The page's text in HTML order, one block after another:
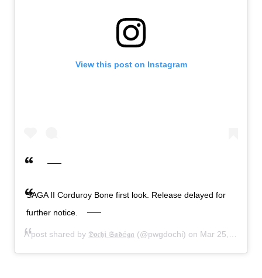
View this post on Instagram
SAGA II Corduroy Bone first look. Release delayed for
further notice.
A post shared by 𝕯𝖔𝖈𝖍𝖎 𝕾𝖆𝖉é𝖌𝖆 (@pwgdochi) on Mar 25, 2019 at 9:34pm PDT